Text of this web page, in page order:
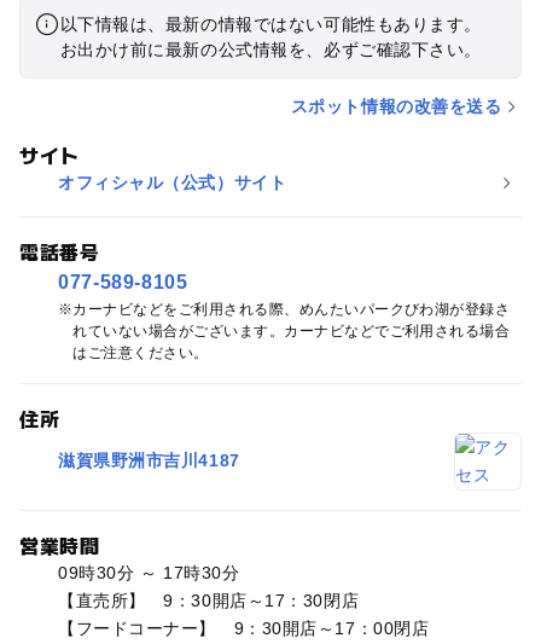
以下情報は、最新の情報ではない可能性もあります。
お出かけ前に最新の公式情報を、必ずご確認下さい。
スポット情報の改善を送る
サイト
オフィシャル（公式）サイト
電話番号
077-589-8105
カーナビなどをご利用される際、めんたいパークびわ湖が登録さ
れていない場合がございます。カーナビなどでご利用される場合
はご注意ください。
住所
滋賀県野洲市吉川4187
営業時間
09時30分 ～ 17時30分
【直売所】 9：30開店～17：30閉店
【フードコーナー】 9：30開店～17：00閉店